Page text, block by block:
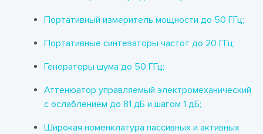
Портативный измеритель мощности до 50 ГГц;
Портативные синтезаторы частот до 20 ГГц;
Генераторы шума до 50 ГГц;
Аттенюатор управляемый электромеханический
с ослаблением до 81 дБ и шагом 1 дБ;
Широкая номенклатура пассивных и активных